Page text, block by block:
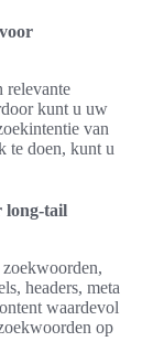
relevante
kunt u uw
van
te doen, kunt u
long-tail
headers, meta
waardevol
op